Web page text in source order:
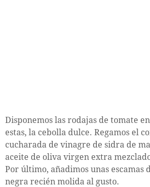
Disponemos las rodajas de tomate
estas, la cebolla dulce. Regamos el
cucharada de vinagre de sidra de
aceite de oliva virgen extra
Por último, añadimos unas escamas
negra recién molida al gusto.